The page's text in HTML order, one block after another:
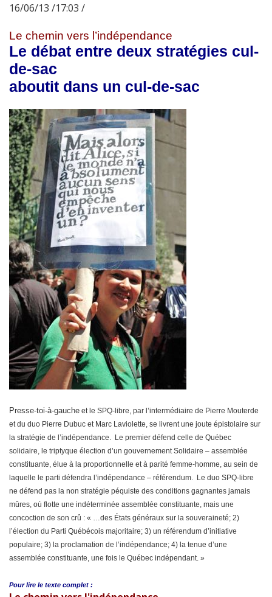
16/06/13 /17:03 /
Le chemin vers l’indépendance
Le débat entre deux stratégies cul-
de-sac
aboutit dans un cul-de-sac
Presse-toi-à-gauche et le SPQ-libre, par l’intermédiaire de Pierre Mouterde
et du duo Pierre Dubuc et Marc Laviolette, se livrent une joute épistolaire sur
la stratégie de l’indépendance. Le premier défend celle de Québec
solidaire, le triptyque élection d’un gouvernement Solidaire – assemblée
constituante, élue à la proportionnelle et à parité femme-homme, au sein de
laquelle le parti défendra l’indépendance – référendum. Le duo SPQ-libre
ne défend pas la non stratégie péquiste des conditions gagnantes jamais
mûres, où flotte une indéterminée assemblée constituante, mais une
concoction de son crû : « …des États généraux sur la souveraineté; 2)
l’élection du Parti Québécois majoritaire; 3) un référendum d’initiative
populaire; 3) la proclamation de l’indépendance; 4) la tenue d’une
assemblée constituante, une fois le Québec indépendant. »
Pour lire le texte complet :